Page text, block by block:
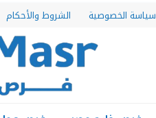
سياسة الخصوصية الشروط والأحكام